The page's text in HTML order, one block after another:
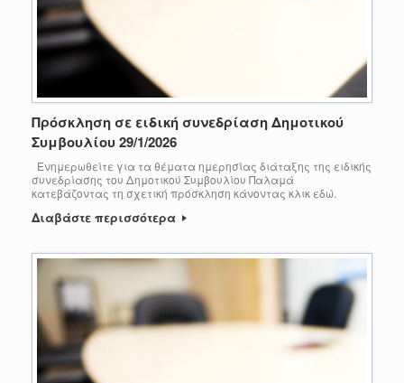
Πρόσκληση σε ειδική συνεδρίαση Δημοτικού
Συμβουλίου 29/1/2026
Ενημερωθείτε για τα θέματα ημερησίας διάταξης της ειδικής
συνεδρίασης του Δημοτικού Συμβουλίου Παλαμά
κατεβάζοντας τη σχετική πρόσκληση κάνοντας κλικ εδώ.
Διαβάστε περισσότερα